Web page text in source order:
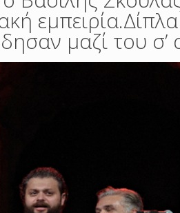
εμπειρία.Δίπλα
μαζί του